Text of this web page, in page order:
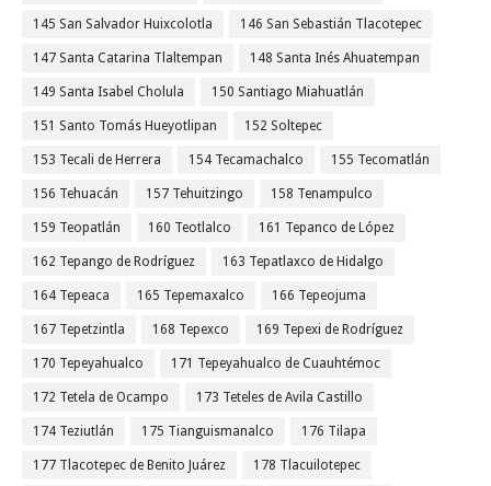
145 San Salvador Huixcolotla 146 San Sebastián Tlacotepec
147 Santa Catarina Tlaltempan 148 Santa Inés Ahuatempan
149 Santa Isabel Cholula 150 Santiago Miahuatlán
151 Santo Tomás Hueyotlipan 152 Soltepec
153 Tecali de Herrera 154 Tecamachalco 155 Tecomatlán
156 Tehuacán 157 Tehuitzingo 158 Tenampulco
159 Teopatlán 160 Teotlalco 161 Tepanco de López
162 Tepango de Rodríguez 163 Tepatlaxco de Hidalgo
164 Tepeaca 165 Tepemaxalco 166 Tepeojuma
167 Tepetzintla 168 Tepexco 169 Tepexi de Rodríguez
170 Tepeyahualco 171 Tepeyahualco de Cuauhtémoc
172 Tetela de Ocampo 173 Teteles de Avila Castillo
174 Teziutlán 175 Tianguismanalco 176 Tilapa
177 Tlacotepec de Benito Juárez 178 Tlacuilotepec